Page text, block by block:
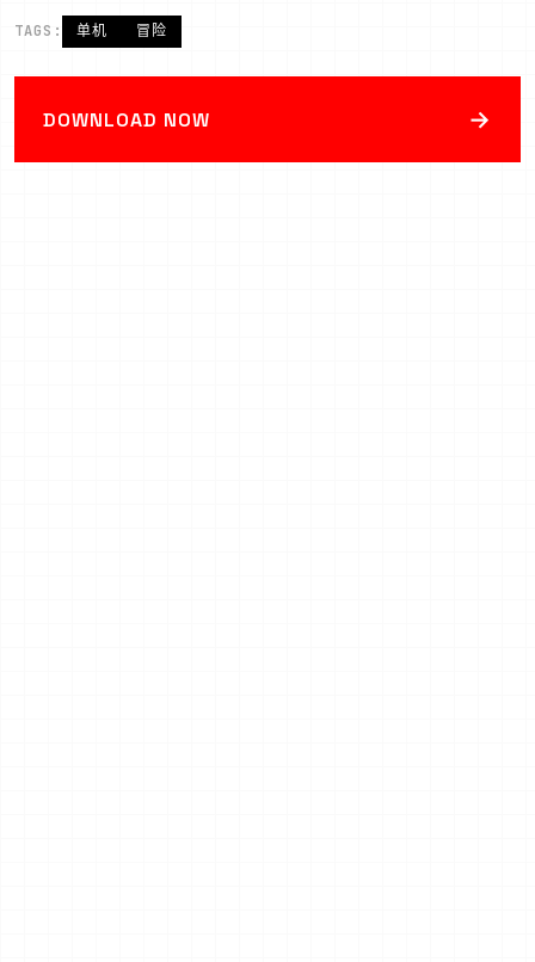
TAGS: 单机 冒险
DOWNLOAD NOW →